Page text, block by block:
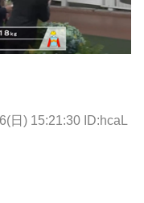
日) 15:21:30 ID:hcaL